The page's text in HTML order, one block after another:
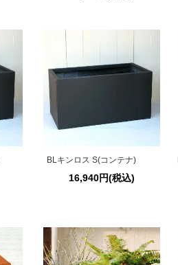
BLキンロス S(コンテナ)
16,940円(税込)